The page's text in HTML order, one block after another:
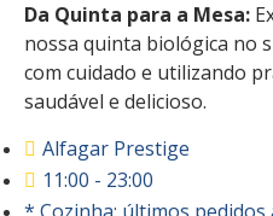
Da Quinta para a Mesa:
nossa quinta biológica no
com cuidado e utilizando
saudável e delicioso.
Alfagar Prestige
11:00 - 23:00